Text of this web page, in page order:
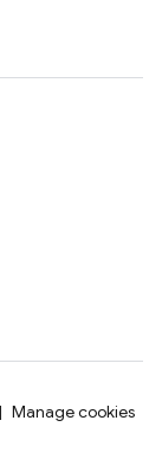
Manage cookies